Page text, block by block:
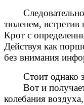
тюленем,
Крот с
Действуя как
без внимания
Стоит однако
Вот и
колебания